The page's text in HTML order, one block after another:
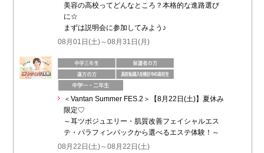
美容の高校ってどんなところ？本格的な進路選び
に☆
まずは説明会に参加してみよう♪
08月01日(土)～08月31日(月)
＜Vantan Summer FES.2＞【8月22日(土)】夏休み
限定♡
～耳ツボジュエリー・肌質改善フェイシャルエス
テ・パラフィンパックから選べるエステ体験！～
08月22日(土)～08月22日(土)